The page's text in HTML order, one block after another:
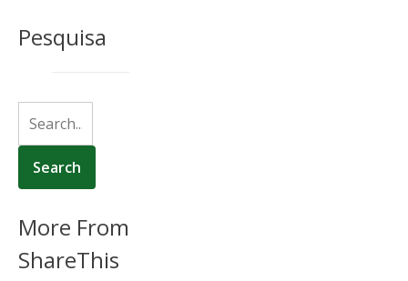
Pesquisa
More From
ShareThis